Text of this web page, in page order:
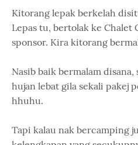
Kitorang lepak berkelah
Lepas tu, bertolak ke Chalet
sponsor. Kira kitorang
Nasib baik bermalam
hujan lebat gila sekali pakej
hhuhu.
Tapi kalau nak bercamping